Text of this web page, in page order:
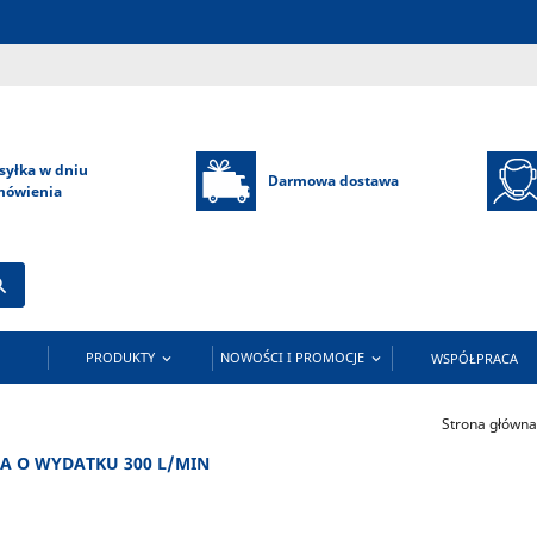
w dniu
Darmowa dostawa
PRODUKTY  NOWOŚCI I PROMOCJE  WSPÓŁPRACA
Strona główna
O WYDATKU 300 L/MIN